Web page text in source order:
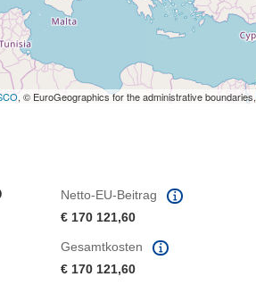
, © EuroGeographics for the administrative boundaries,
Netto-EU-Beitrag
€ 170 121,60
Gesamtkosten
€ 170 121,60